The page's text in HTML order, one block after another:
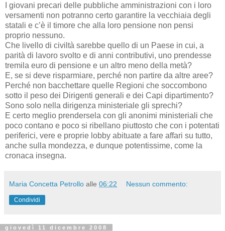
I giovani precari delle pubbliche amministrazioni con i loro
versamenti non potranno certo garantire la vecchiaia degli
statali e c’è il timore che alla loro pensione non pensi
proprio nessuno.
Che livello di civiltà sarebbe quello di un Paese in cui, a
parità di lavoro svolto e di anni contributivi, uno prendesse
tremila euro di pensione e un altro meno della metà?
E, se si deve risparmiare, perché non partire da altre aree?
Perché non bacchettare quelle Regioni che soccombono
sotto il peso dei Dirigenti generali e dei Capi dipartimento?
Sono solo nella dirigenza ministeriale gli sprechi?
E certo meglio prendersela con gli anonimi ministeriali che
poco contano e poco si ribellano piuttosto che con i potentati
periferici, vere e proprie lobby abituate a fare affari su tutto,
anche sulla mondezza, e dunque potentissime, come la
cronaca insegna.
Maria Concetta Petrollo alle 06:22 Nessun commento:
Condividi
giovedì 11 dicembre 2008